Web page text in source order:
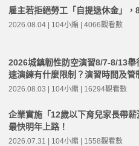
雇主若拒絕勞工「自提退休金」，
2026.08.04 | 104小編 | 4066觀看數
2026城鎮韌性防空演習8/7-8/13舉
速演練有什麼限制？演習時間及管
2026.08.03 | 104小編 | 16294觀看數
企業實施「12歲以下育兒家長帶薪
最快明年上路！
2026.07.31 | 104小編 | 1558觀看數